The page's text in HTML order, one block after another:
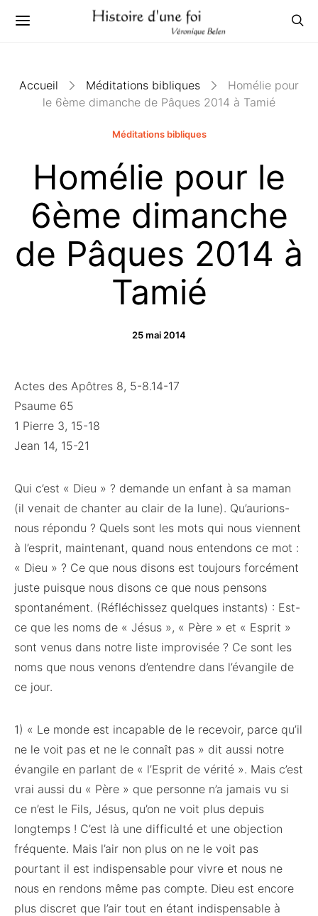
Accueil Méditations bibliques
Homélie pour
le 6ème dimanche de Pâques 2014 à Tamié
Méditations bibliques
Homélie pour le
6ème dimanche
de Pâques 2014 à
Tamié
25 mai 2014
Actes des Apôtres 8, 5-8.14-17
Psaume 65
1 Pierre 3, 15-18
Jean 14, 15-21
Qui c’est « Dieu » ? demande un enfant à sa maman
(il venait de chanter au clair de la lune). Qu’aurions-
nous répondu ? Quels sont les mots qui nous viennent
à l’esprit, maintenant, quand nous entendons ce mot :
« Dieu » ? Ce que nous disons est toujours forcément
juste puisque nous disons ce que nous pensons
spontanément. (Réfléchissez quelques instants) : Est-
ce que les noms de « Jésus », « Père » et « Esprit »
sont venus dans notre liste improvisée ? Ce sont les
noms que nous venons d’entendre dans l’évangile de
ce jour.
1) « Le monde est incapable de le recevoir, parce qu’il
ne le voit pas et ne le connaît pas » dit aussi notre
évangile en parlant de « l’Esprit de vérité ». Mais c’est
vrai aussi du « Père » que personne n’a jamais vu si
ce n’est le Fils, Jésus, qu’on ne voit plus depuis
longtemps ! C’est là une difficulté et une objection
fréquente. Mais l’air non plus on ne le voit pas
pourtant il est indispensable pour vivre et nous ne
nous en rendons même pas compte. Dieu est encore
plus discret que l’air tout en étant indispensable à